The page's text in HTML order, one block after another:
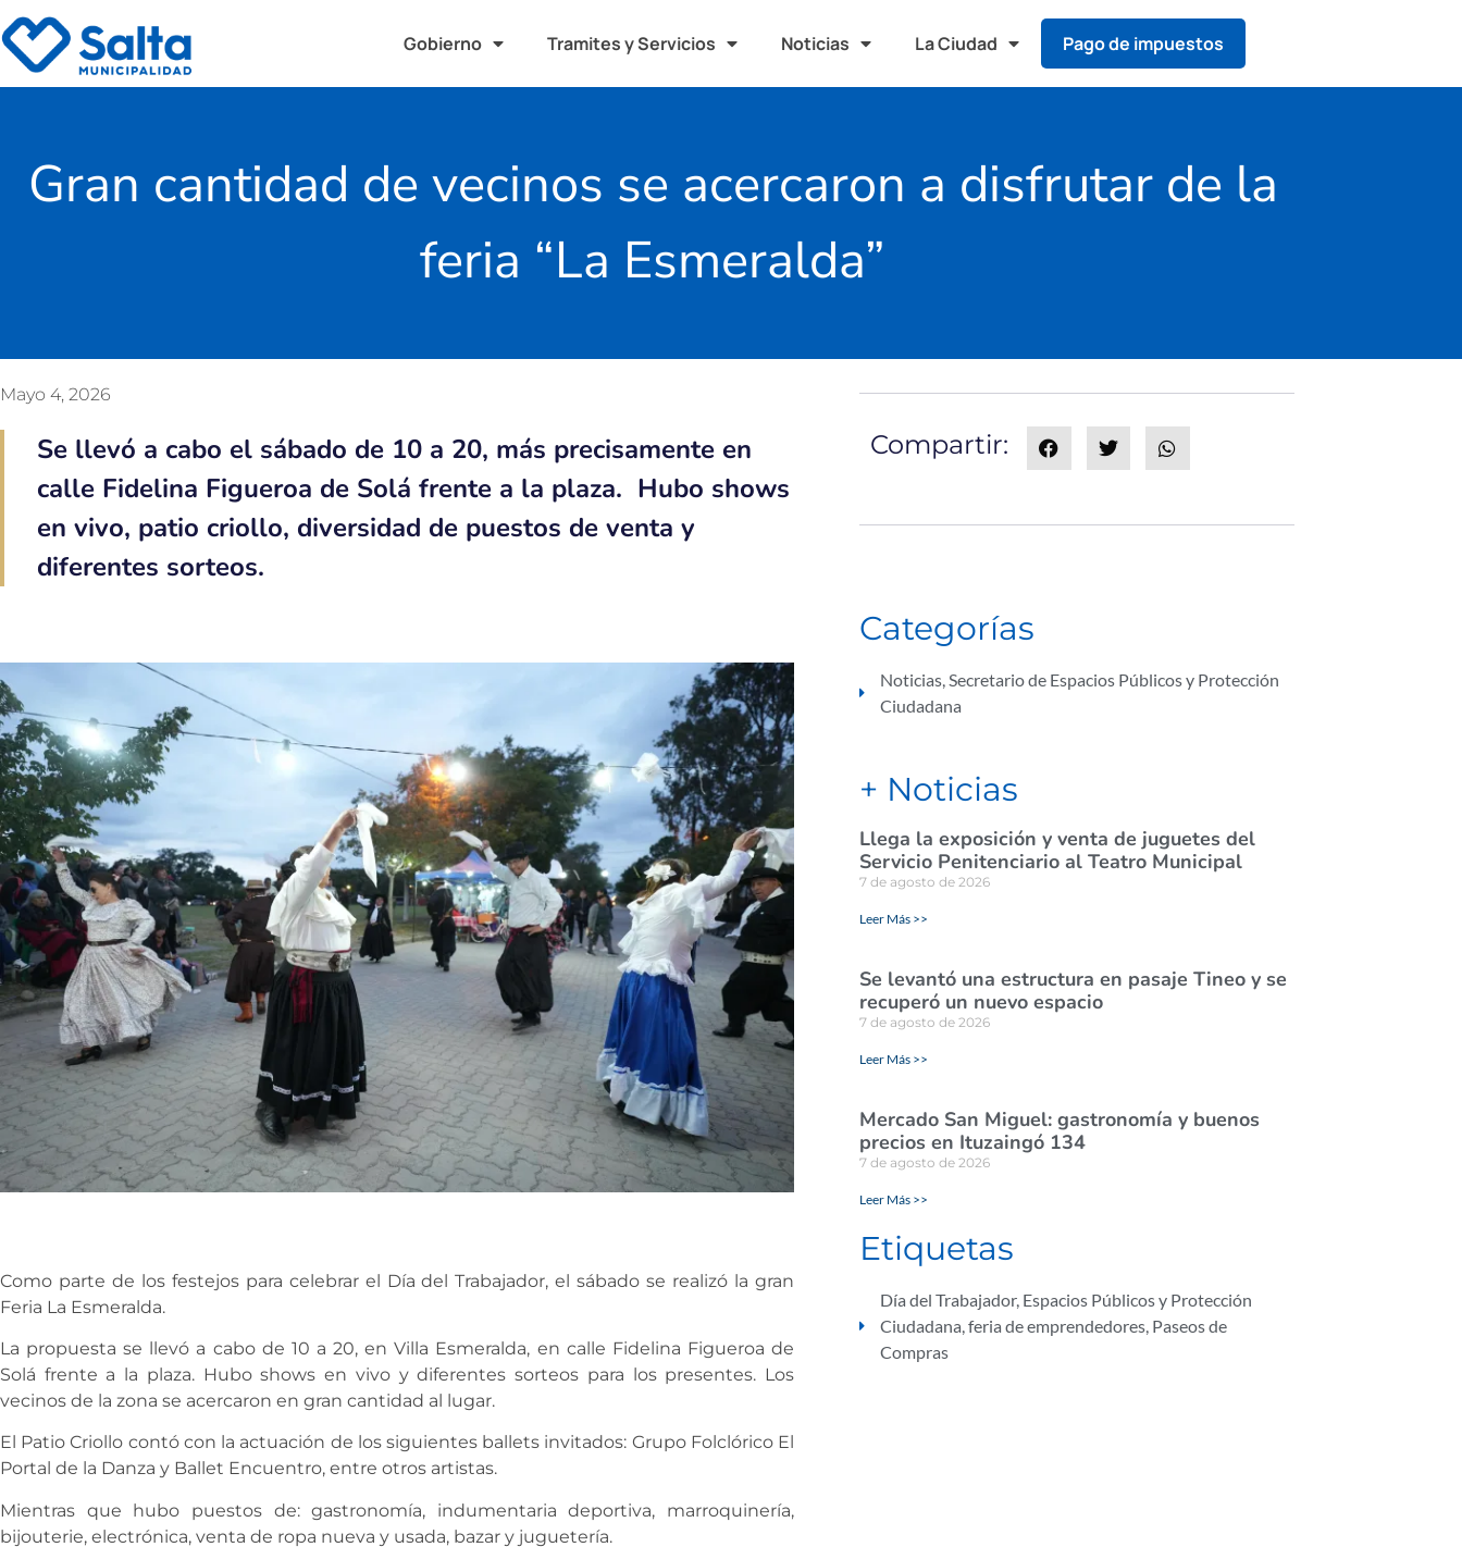
Gobierno Tramites y Servicios Noticias La Ciudad Pago de impuestos
Gran cantidad de vecinos se acercaron a disfrutar de la
feria “La Esmeralda”
Mayo 4, 2026
Se llevó a cabo el sábado de 10 a 20, más precisamente en
calle Fidelina Figueroa de Solá frente a la plaza. Hubo shows
en vivo, patio criollo, diversidad de puestos de venta y
diferentes sorteos.
Como parte de los festejos para celebrar el Día del Trabajador, el sábado se realizó la gran
Feria La Esmeralda.
La propuesta se llevó a cabo de 10 a 20, en Villa Esmeralda, en calle Fidelina Figueroa de
Solá frente a la plaza. Hubo shows en vivo y diferentes sorteos para los presentes. Los
vecinos de la zona se acercaron en gran cantidad al lugar.
El Patio Criollo contó con la actuación de los siguientes ballets invitados: Grupo Folclórico El
Portal de la Danza y Ballet Encuentro, entre otros artistas.
Mientras que hubo puestos de: gastronomía, indumentaria deportiva, marroquinería,
bijouterie, electrónica, venta de ropa nueva y usada, bazar y juguetería.
Compartir:
Categorías
Noticias,Secretario de Espacios Públicos y Protección
Ciudadana
+ Noticias
Llega la exposición y venta de juguetes del
Servicio Penitenciario al Teatro Municipal
7 de agosto de 2026
Leer Más >>
Se levantó una estructura en pasaje Tineo y se
recuperó un nuevo espacio
7 de agosto de 2026
Leer Más >>
Mercado San Miguel: gastronomía y buenos
precios en Ituzaingó 134
7 de agosto de 2026
Leer Más >>
Etiquetas
Día del Trabajador, Espacios Públicos y Protección
Ciudadana,feria de emprendedores, Paseos de
Compras